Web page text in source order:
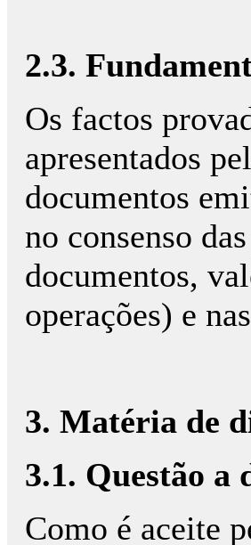
2.3.
Os factos
apresentados
documentos
no consenso
documentos,
operações) e
3. Matéria de
3.1. Questão a
Como é aceite